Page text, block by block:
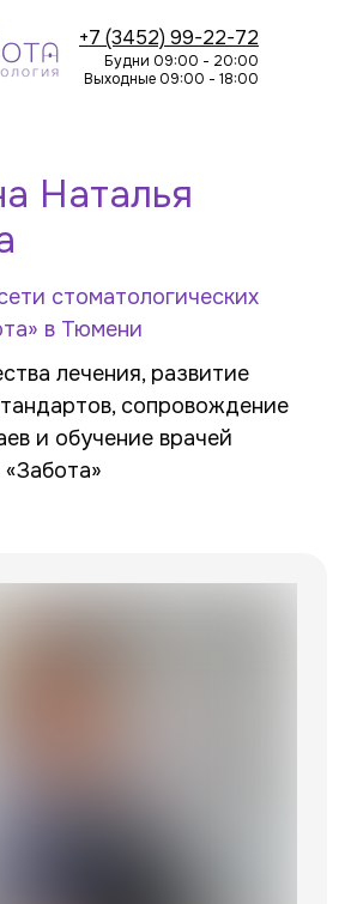
+7 (3452) 99-22-72
Будни 09:00 - 20:00
Выходные 09:00 - 18:00
Наталья
стоматологических
в Тюмени
лечения, развитие
сопровождение
и обучение врачей